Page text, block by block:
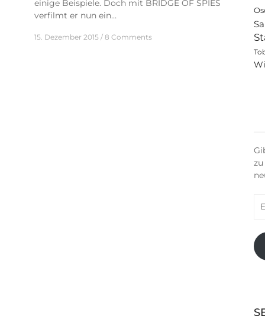
einige Beispiele. Doch mit BRIDGE OF SPIES
verfilmt er nun ein…
15. Dezember 2015 8 Comments